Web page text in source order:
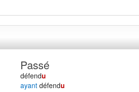
Passé
défendu
ayant défendu